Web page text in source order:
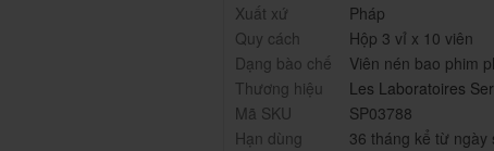
Xuất xứ
Pháp
Quy cách
Hộp 3 vỉ x 10 viên
Dạng bào chế
Viên nén bao phim
Thương hiệu
Les Laboratoires
Mã SKU
SP03788
Hạn dùng
36 tháng kể từ ngày